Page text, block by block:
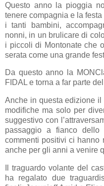
Questo anno la pioggia
tenere compagnia e la
i tanti bambini,
nonni, in un brulicare di
i piccoli di Montonate che
serata come una grande
Da questo anno la
FIDAL e torna a far parte
Anche in questa edizione
modifiche ma solo per
suggestivo con
passaggio a fianco
commenti positivi ci hanno
anche per gli anni a venire
Il traguardo volante del
ha regalato due